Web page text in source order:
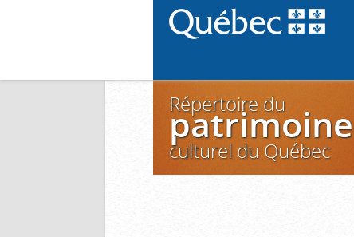
Répertoire du
patrimoine
culturel du Québec